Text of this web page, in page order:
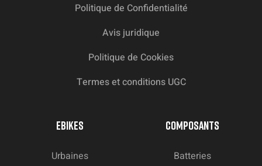
Politique de Confidentialité
Avis juridique
Politique de Cookies
Termes et conditions UGC
EBIKES
Urbaines
COMPOSANTS
Batteries